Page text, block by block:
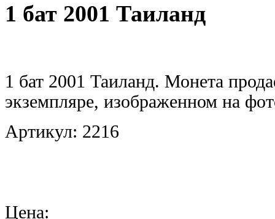
1 бат 2001 Таиланд
1 бат 2001 Таиланд. Монета
экземпляре, изображенном на
Артикул: 2216
Цена: